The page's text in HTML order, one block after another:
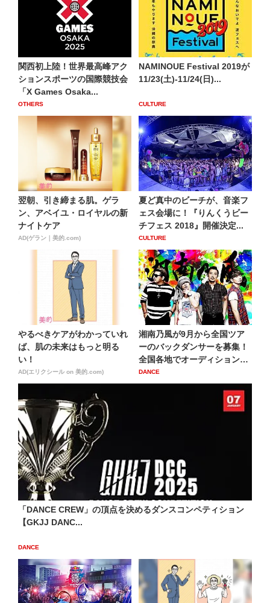
関西初上陸！世界最高峰アク
ションスポーツの国際競技会
「X Games Osaka...
OTHERS
NAMINOUE Festival 2019が
11/23(土)-11/24(日)...
CULTURE
翌朝、引き締まる肌。ゲラ
ン、アベイユ・ロイヤルの新
ナイトケア
AD(ゲラン｜美的.com)
夏ど真中のビーチが、音楽フ
ェス会場に！『りんくうビー
チフェス 2018』開催決定...
CULTURE
やるべきケアがわかっていれ
ば、肌の未来はもっと明る
い！
AD(エリクシール on 美的.com)
湘南乃風が9月から全国ツア
ーのバックダンサーを募集！
全国各地でオーディション
開...
DANCE
「DANCE CREW」の頂点を決めるダンスコンペティション
【GKJJ DANC...
DANCE